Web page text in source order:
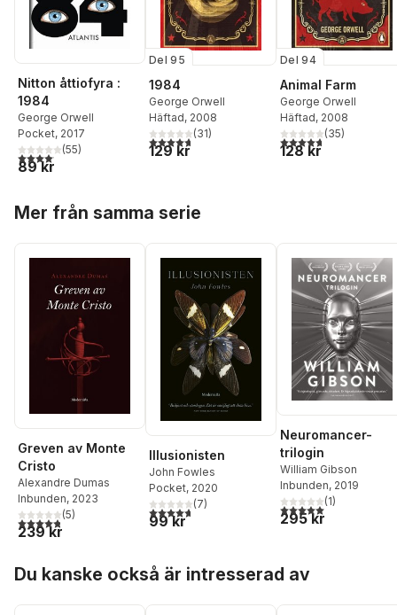
Nitton åttiofyra :
1984
George Orwell
Pocket, 2017
4,1utav 5 stjärnor. Totalt antal röster:
(55)
89 kr
Del 95
1984
George Orwell
Häftad, 2008
4,7utav 5 stjärnor. Totalt antal röster:
(31)
129 kr
Del 94
Animal Farm
George Orwell
Häftad, 2008
4,7utav 5 stjärnor.
(35)
128 kr
Mer från samma serie
Greven av Monte
Cristo
Alexandre Dumas
Inbunden, 2023
4,8utav 5 stjärnor. Totalt antal röster:
(5)
239 kr
Illusionisten
John Fowles
Pocket, 2020
4,7utav 5 stjärnor. Totalt antal röster:
(7)
99 kr
Neuromancer-
trilogin
William Gibson
Inbunden, 2019
5,0utav 5 stjärnor.
(1)
295 kr
Du kanske också är intresserad av